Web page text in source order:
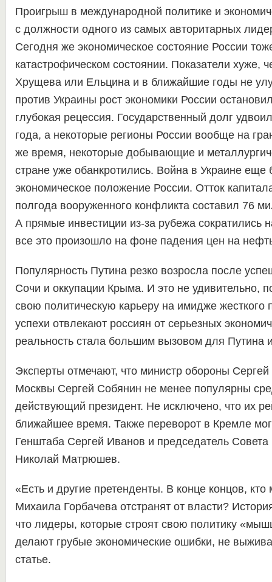
Проигрыш в международной политике и
с должности одного из самых авторитарных
Сегодня же экономическое состояние России
катастрофическом состоянии. Показатели хуже,
Хрущева или Ельцина и в ближайшие годы не
против Украины рост экономики России
глубокая рецессия. Государственный долг
года, а некоторые регионы России вообще на
же время, некоторые добывающие и
стране уже обанкротились. Война в Украине
экономическое положение России. Отток
полгода вооруженного конфликта составил 76
А прямые инвестиции из-за рубежа сократились
все это произошло на фоне падения цен на
Популярность Путина резко возросла после
Сочи и оккупации Крыма. И это не удивительно,
свою политическую карьеру на имидже жесткого
успехи отвлекают россиян от серьезных
реальность стала большим вызовом для Путина
Эксперты отмечают, что министр обороны
Москвы Сергей Собянин не менее популярны
действующий президент. Не исключено, что их
ближайшее время. Также переворот в Кремле
Генштаба Сергей Иванов и председатель
Николай Матрюшев.
«Есть и другие претенденты. В конце концов, кто
Михаила Горбачева отстранят от власти?
что лидеры, которые строят свою политику
делают грубые экономические ошибки, не
статье.